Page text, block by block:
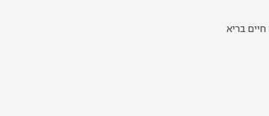
בריא